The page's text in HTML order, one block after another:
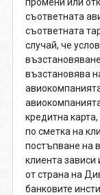
съответната
съответната
случай, че
възстановява
кредитна
по сметка на
постъпване на
клиента зависи
от страна на
банковите